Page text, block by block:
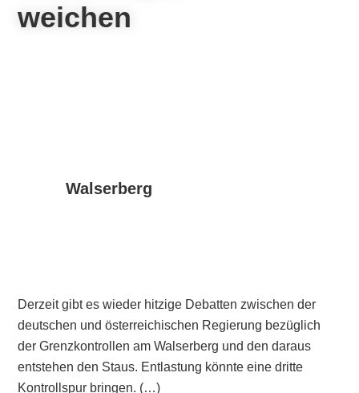
weichen
Walserberg
Derzeit gibt es wieder hitzige Debatten zwischen der
deutschen und österreichischen Regierung bezüglich
der Grenzkontrollen am Walserberg und den daraus
entstehen den Staus. Entlastung könnte eine dritte
Kontrollspur bringen. (…)